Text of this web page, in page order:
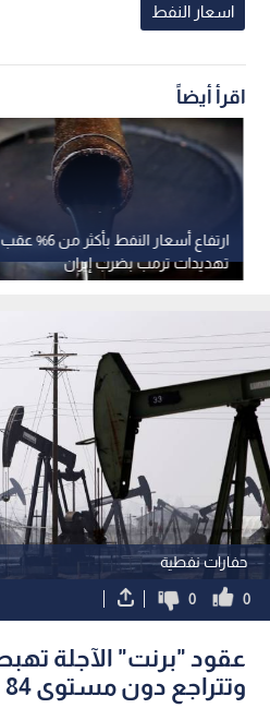
اسعار النفط
اقرأ أيضاً
ارتفاع أسعار النفط بأكثر من 6% عقب
تهديدات ترمب بضرب إيران
حفارات نفطية
0
0
وتتراجع دون مستوى 84 دولارا